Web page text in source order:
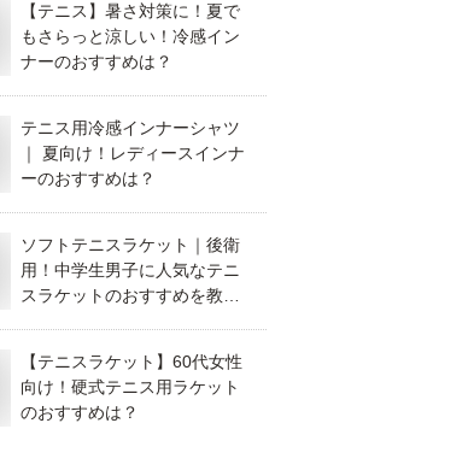
【テニス】暑さ対策に！夏で
もさらっと涼しい！冷感イン
ナーのおすすめは？
テニス用冷感インナーシャツ
｜ 夏向け！レディースインナ
ーのおすすめは？
ソフトテニスラケット｜後衛
用！中学生男子に人気なテニ
スラケットのおすすめを教え
【テニスラケット】60代女性
向け！硬式テニス用ラケット
のおすすめは？